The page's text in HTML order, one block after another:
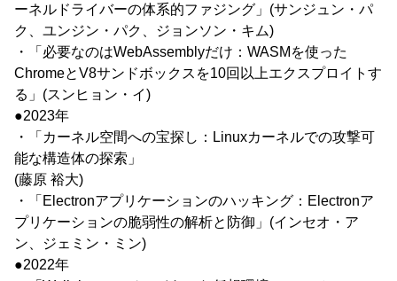
ーネルドライバーの体系的ファジング」(サンジュン・パ
ク、ユンジン・パク、ジョンソン・キム)
・「必要なのはWebAssemblyだけ：WASMを使った
ChromeとV8サンドボックスを10回以上エクスプロイトす
る」(スンヒョン・イ)
●2023年
・「カーネル空間への宝探し：Linuxカーネルでの攻撃可
能な構造体の探索」
(藤原 裕大)
・「Electronアプリケーションのハッキング：Electronア
プリケーションの脆弱性の解析と防御」(インセオ・ア
ン、ジェミン・ミン)
●2022年